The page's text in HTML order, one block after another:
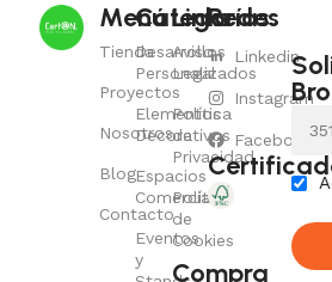
Menú
Tienda
Proyectos
Nosotros
Blog
Contacto
Categorías
Desarrollos
Personalizados
Elementos
Decorativos
Espacios
Comerciales
Eventos
y
Links
Aviso
Legal
Política
de
Privacidad
Política
de
Cookies
Compra
Redes
Linkedin
Instagram
Facebook